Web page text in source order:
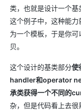
类，也就是设计一个
这个例子中，这种能
为一个模板，于是你
贝。
这个设计的基类部分使
handler和operator
承类获得一个不同的
杂，但是代码看上去